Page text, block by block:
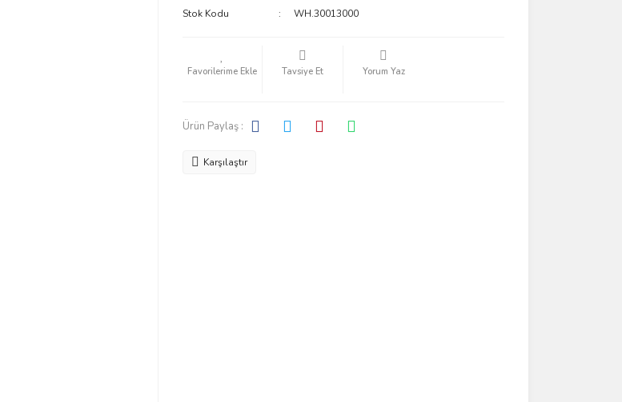
Stok Kodu
WH.30013000
Tavsiye Et Yorum Yaz
Ürün Paylaş :
Karşılaştır